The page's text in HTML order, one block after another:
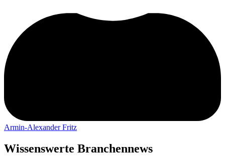
Armin-Alexander Fritz
Wissenswerte Branchennews